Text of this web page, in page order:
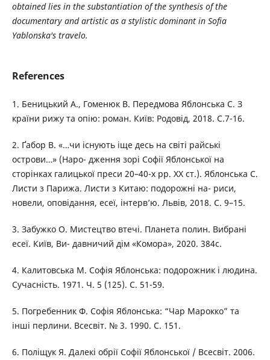
obtained lies in the substantiation of the synthesis of the
documentary and artistic as a stylistic dominant in Sofia
Yablonska's travelo.
References
1. Беницький А., Гоменюк В. Передмова Яблонська С. З
країни рижу та опію: роман. Київ: Родовід, 2018. С.7-16.
2. Ґабор В. «…чи існують іще десь на світі райські
острови…» (Наро- дження зорі Софії Яблонської на
сторінках галицької преси 20–40-х рр. ХХ ст.). Яблонська С.
Листи з Парижа. Листи з Китаю: подорожні на- риси,
новели, оповідання, есеї, інтерв’ю. Львів, 2018. С. 9–15.
3. Забужко О. Мистецтво втечі. Планета полин. Вибрані
есеї. Київ, Ви- давничий дім «Комора», 2020. 384с.
4. Калитовська М. Софія Яблонська: подорожник і людина.
Сучасність. 1971. Ч. 5 (125). С. 51-59.
5. Погребенник Ф. Софія Яблонська: “Чар Марокко” та
інші перлини. Всесвіт. № 3. 1990. С. 151.
6. Поліщук Я. Далекі обрії Софії Яблонської / Всесвіт. 2006.